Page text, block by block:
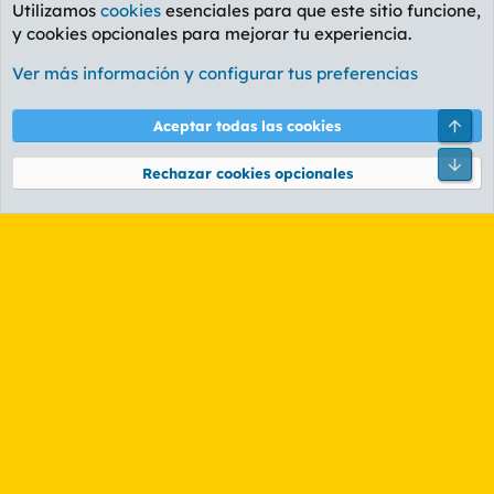
Foro General
Cookies
PL OLDSTYLE AMARILLO
Términos y reglas Política de privacidad Ayuda
Community platform by XenForo® © 2010-2026 XenForo Ltd.
Utilizamos cookies esenciales para que este sitio funcione,
y cookies opcionales para mejorar tu experiencia.
Ver más información y configurar tus preferencias
Aceptar todas las cookies
Rechazar cookies opcionales
Pie